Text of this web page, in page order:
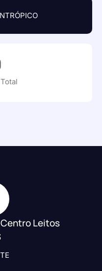
Leitos